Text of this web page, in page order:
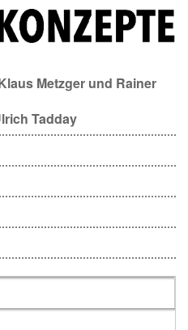
Metzger und Rainer
Tadday